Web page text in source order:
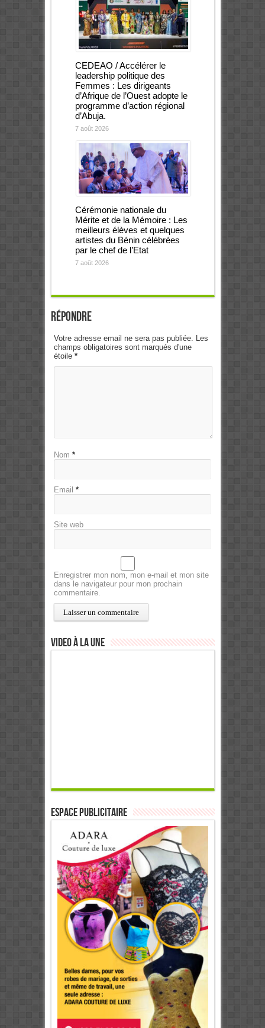
CEDEAO / Accélérer le
leadership politique des
Femmes : Les dirigeants
d’Afrique de l’Ouest adopte le
programme d’action régional
d’Abuja.
7 août 2026
Cérémonie nationale du
Mérite et de la Mémoire : Les
meilleurs élèves et quelques
artistes du Bénin célébrées
par le chef de l’Etat
7 août 2026
Répondre
Votre adresse email ne sera pas publiée. Les
champs obligatoires sont marqués d'une
étoile *
Nom *
Email *
Site web
Enregistrer mon nom, mon e-mail et mon site
dans le navigateur pour mon prochain
commentaire.
Video à la Une
ESPACE PUBLICITAIRE